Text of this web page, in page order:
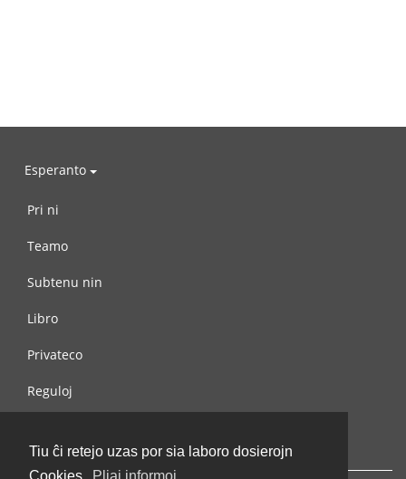
Tiu ĉi retejo uzas por sia laboro dosierojn
Esperanto
Pri ni
Teamo
Subtenu nin
Libro
Privateco
Reguloj